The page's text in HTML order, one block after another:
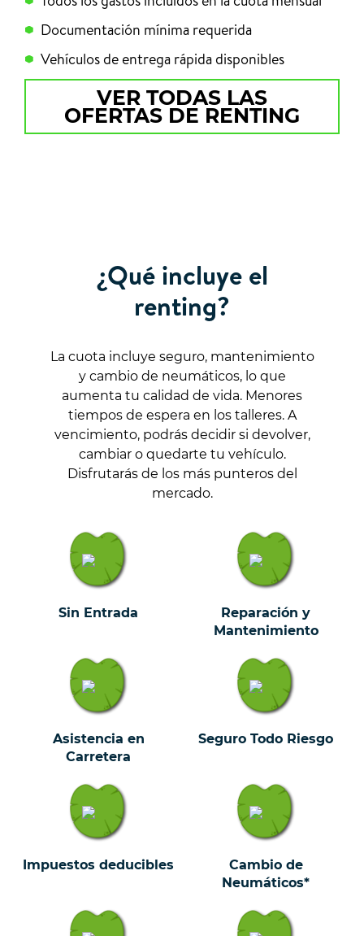
Documentación mínima requerida
Vehículos de entrega rápida disponibles
VER TODAS LAS
OFERTAS DE RENTING
¿Qué incluye el
renting?
La cuota incluye seguro, mantenimiento
y cambio de neumáticos, lo que
aumenta tu calidad de vida. Menores
tiempos de espera en los talleres. A
vencimiento, podrás decidir si devolver,
cambiar o quedarte tu vehículo.
Disfrutarás de los más punteros del
mercado.
Sin Entrada
Reparación y
Mantenimiento
Asistencia en
Carretera
Seguro Todo Riesgo
Impuestos deducibles
Cambio de
Neumáticos*